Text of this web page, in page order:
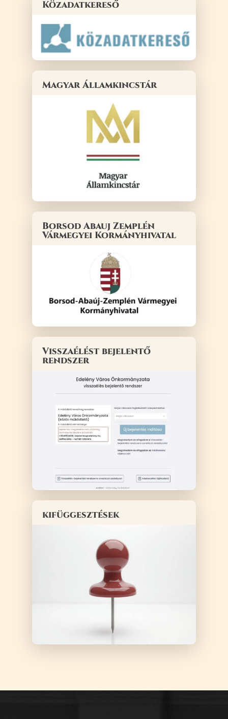
Közadatkereső
Magyar Államkincstár
Borsod Abauj Zemplén
Vármegyei Kormányhivatal
Visszaélést bejelentő
rendszer
kifüggesztések